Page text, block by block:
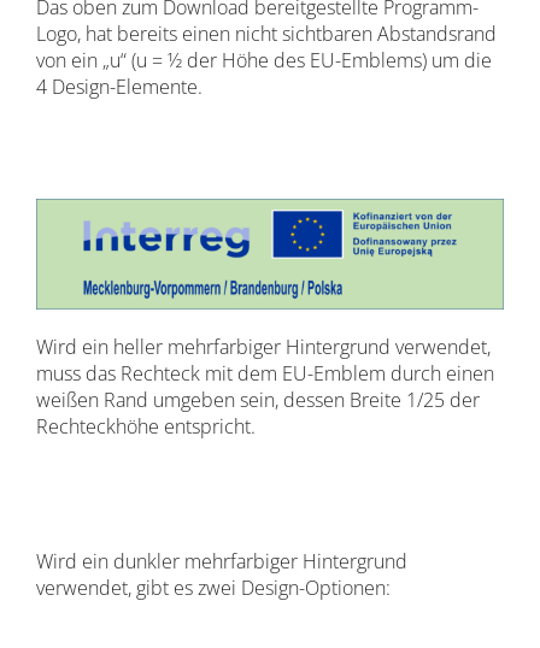
Das oben zum Download bereitgestellte Programm-
Logo, hat bereits einen nicht sichtbaren Abstandsrand
von ein „u“ (u = ½ der Höhe des EU-Emblems) um die
4 Design-Elemente.
Wird ein heller mehrfarbiger Hintergrund verwendet,
muss das Rechteck mit dem EU-Emblem durch einen
weißen Rand umgeben sein, dessen Breite 1/25 der
Rechteckhöhe entspricht.
Wird ein dunkler mehrfarbiger Hintergrund
verwendet, gibt es zwei Design-Optionen: